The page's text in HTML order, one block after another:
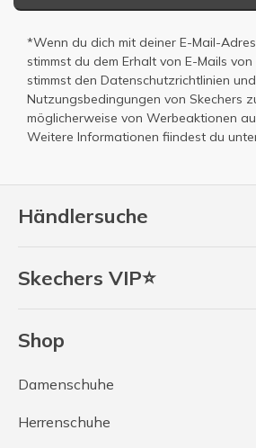
Händlersuche
Skechers VIP⭐
Shop
Damenschuhe
Herrenschuhe
*Wenn du dich mit deiner E-Mail-
stimmst du dem Erhalt von E-Mails
stimmst den Datenschutzrichtlinien und
Nutzungsbedingungen von Skechers
möglicherweise von Werbeaktionen
Weitere Informationen fiindest du